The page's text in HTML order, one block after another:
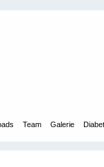
Team Galerie